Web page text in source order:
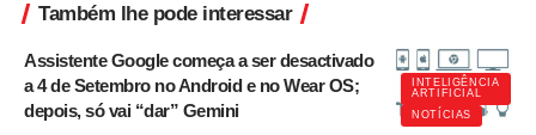
Também lhe pode interessar
INTELIGÊNCIA
ARTIFICIAL
NOTÍCIAS
Assistente Google começa a ser desactivado
a 4 de Setembro no Android e no Wear OS;
depois, só vai “dar” Gemini